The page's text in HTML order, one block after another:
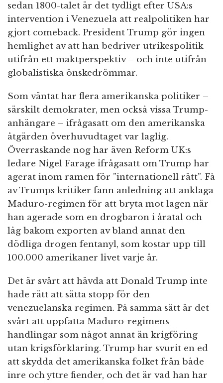
sedan 1800-talet är det tydligt efter USA:s
intervention i Venezuela att realpolitiken har
gjort comeback. President Trump gör ingen
hemlighet av att han bedriver utrikespolitik
utifrån ett maktperspektiv – och inte utifrån
globalistiska önskedrömmar.
Som väntat har flera amerikanska politiker –
särskilt demokrater, men också vissa Trump-
anhängare – ifrågasatt om den amerikanska
åtgärden överhuvudtaget var laglig.
Överraskande nog har även Reform UK:s
ledare Nigel Farage ifrågasatt om Trump har
agerat inom ramen för ”internationell rätt”. Få
av Trumps kritiker fann anledning att anklaga
Maduro-regimen för att bryta mot lagen när
han agerade som en drogbaron i åratal och
låg bakom exporten av bland annat den
dödliga drogen fentanyl, som kostar upp till
100.000 amerikaner livet varje år.
Det är svårt att hävda att Donald Trump inte
hade rätt att sätta stopp för den
venezuelanska regimen. På samma sätt är det
svårt att uppfatta Maduro-regimens
handlingar som något annat än krigföring
utan krigsförklaring. Trump har svurit en ed
att skydda det amerikanska folket från både
inre och yttre fiender, och det är vad han har